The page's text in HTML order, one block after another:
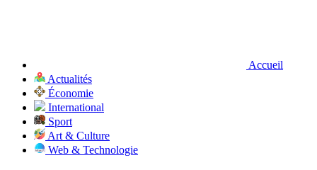
Accueil
Actualités
Économie
International
Sport
Art & Culture
Web & Technologie